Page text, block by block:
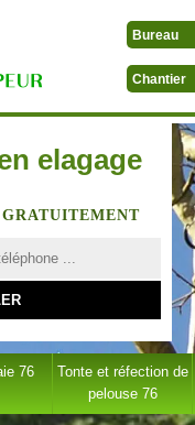
Bureau
Chantier
elagage
76
Tonte et réfection de
pelouse 76